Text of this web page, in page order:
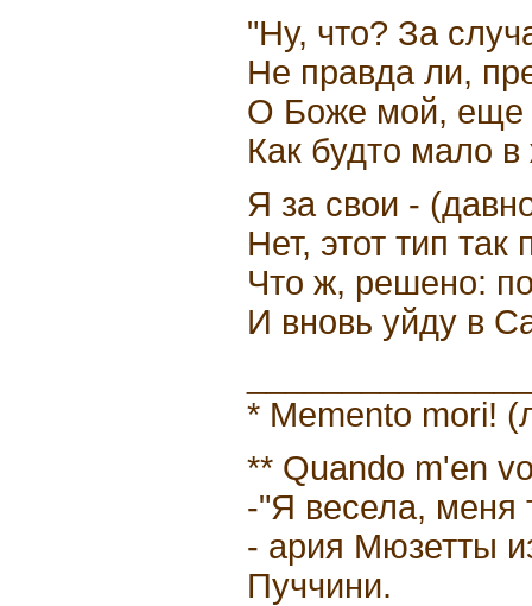
"Ну, что? За
Не правда ли,
О Боже мой, еще
Как будто мало
Я за свои -
Нет, этот тип так
Что ж, решено:
И вновь уйду в
* Memento mori!
** Quando m'en
-"Я весела, меня
- ария Мюзетты
Пуччини.